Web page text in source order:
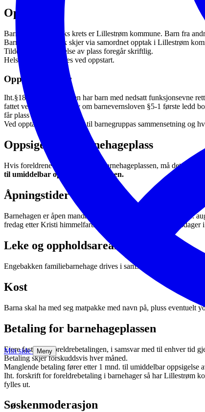
Min side Meny
Opptak
Barnehagens opptaks krets er Lillestrøm kommune. Barn fra
Barnehagens opptak skjer via samordnet opptak i Lillestrøm
Tildeling og oppsigelse av plass foregår skriftlig.
Helseerklæring kreves ved oppstart.
Opptakskriterier
Iht.§18 i barnehageloven har barn med nedsatt funksjonsevne
fattet vedtak om etter lov om barnevernsloven §5-1 første ledd
får plass i barnehage.
Ved opptak tas det hensyn til barnegruppas sammensetning og
Oppsigelse av barnehageplass
Hvis foreldrene ønsker å si opp barnehageplassen, må dette
til umiddelbar oppsigelse av plassen.
Åpningstider
Barnehagen er åpen mandag – fredag kl. 07.00 – 17.00 Fra 1.
fredag etter Kristi himmelfartsdag og har fem
Leke og oppholdsareal
Engebakken familiebarnehage drives i samsvar med «Lov om
Kost
Barna skal ha med seg matpakke med navn på, pluss eventuelt
Betaling for barnehageplassen
Eiere fastsetter foreldrebetalingen, i samsvar med til enhver tid
Betaling skjer forskuddsvis hver måned.
Manglende betaling fører etter 1 mnd. til umiddelbar oppsigelse
Iht. forskrift for foreldrebetaling i barnehager så har Lillestrøm
fylles ut.
Søskenmoderasjon